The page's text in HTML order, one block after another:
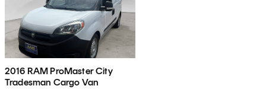
2016 RAM ProMaster City
Tradesman Cargo Van